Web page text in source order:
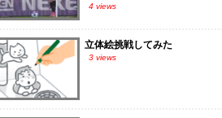
4 views
立体絵挑戦してみた
3 views